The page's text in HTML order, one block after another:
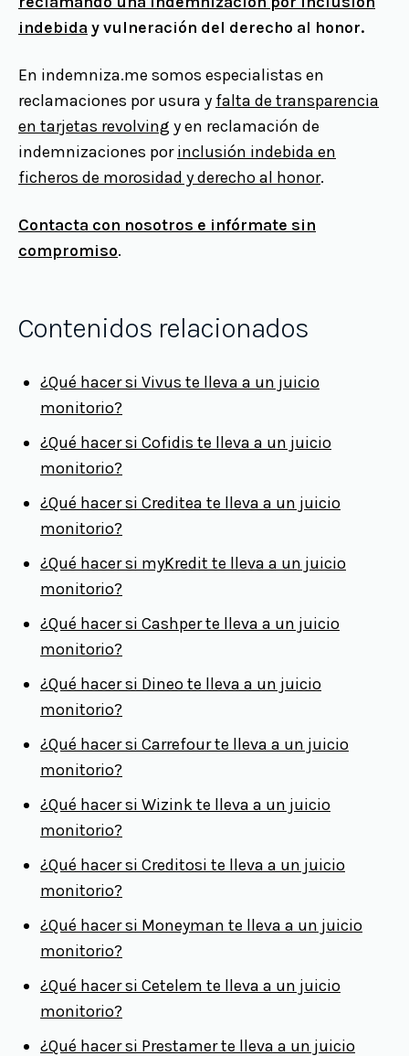
indebida y vulneración del derecho al honor.
En indemniza.me somos especialistas en
reclamaciones por usura y falta de transparencia
en tarjetas revolving y en reclamación de
indemnizaciones porinclusión indebida en
ficheros de morosidad y derecho al honor.
Contacta con nosotros e infórmate sin
compromiso.
Contenidos relacionados
¿Qué hacer si Vivus te lleva a un juicio
monitorio?
¿Qué hacer si Cofidis te lleva a un juicio
monitorio?
¿Qué hacer si Creditea te lleva a un juicio
monitorio?
¿Qué hacer si myKredit te lleva a un juicio
monitorio?
¿Qué hacer si Cashper te lleva a un juicio
monitorio?
¿Qué hacer si Dineo te lleva a un juicio
monitorio?
¿Qué hacer si Carrefour te lleva a un juicio
monitorio?
¿Qué hacer si Wizink te lleva a un juicio
monitorio?
¿Qué hacer si Creditosi te lleva a un juicio
monitorio?
¿Qué hacer si Moneyman te lleva a un juicio
monitorio?
¿Qué hacer si Cetelem te lleva a un juicio
monitorio?
¿Qué hacer si Prestamer te lleva a un juicio